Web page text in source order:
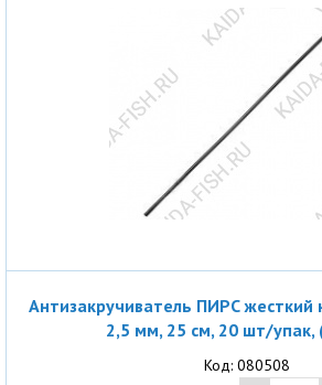
Антизакручиватель ПИРС
2,5 мм, 25 см, 20 шт/упак,
Код: 080508